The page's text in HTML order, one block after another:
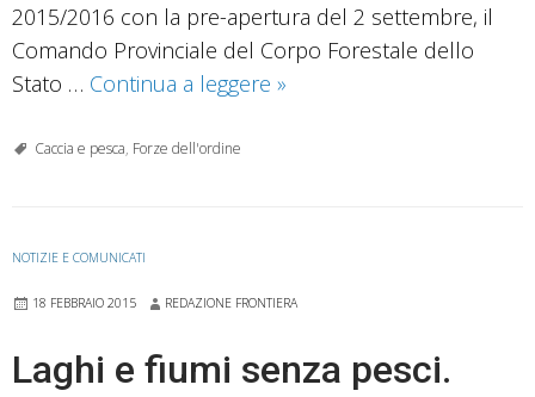
2015/2016 con la pre-apertura del 2 settembre, il
Comando Provinciale del Corpo Forestale dello
Stato … Continua a leggere Apertura
»
Caccia e pesca, Forze dell'ordine
NOTIZIE E COMUNICATI
18 FEBBRAIO 2015 REDAZIONE FRONTIERA
Laghi e fiumi senza pesci.